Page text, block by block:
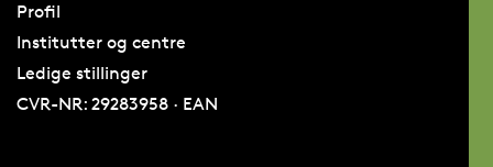
Profil
Institutter og centre
Ledige stillinger
CVR-NR: 29283958 · EAN